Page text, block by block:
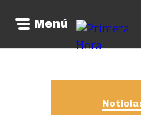
Menú